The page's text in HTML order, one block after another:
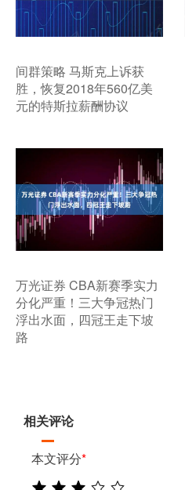
间群策略 马斯克上诉获
胜，恢复2018年560亿美
元的特斯拉薪酬协议
万光证券 CBA新赛季实力
分化严重！三大争冠热门
浮出水面，四冠王走下坡
路
相关评论
本文评分*